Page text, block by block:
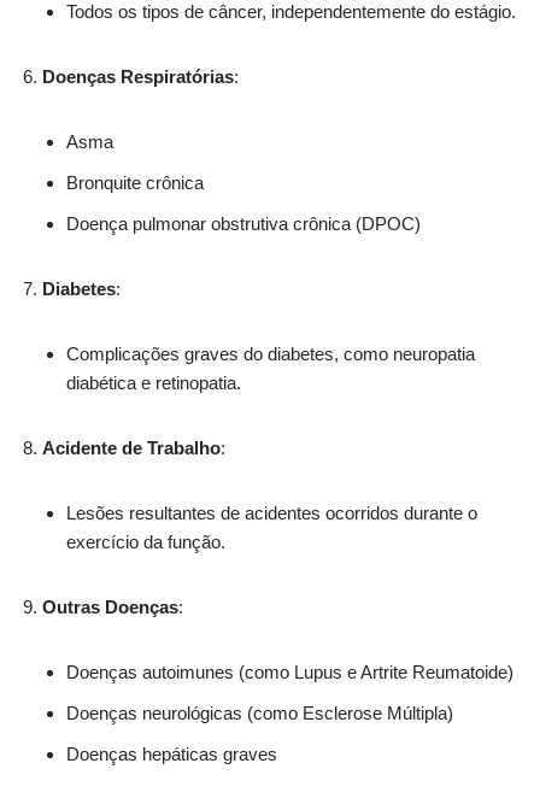
Todos os tipos de câncer, independentemente do estágio.
Doenças Respiratórias:
Asma
Bronquite crônica
Doença pulmonar obstrutiva crônica (DPOC)
Diabetes:
Complicações graves do diabetes, como neuropatia
diabética e retinopatia.
Acidente de Trabalho:
Lesões resultantes de acidentes ocorridos durante o
exercício da função.
Outras Doenças:
Doenças autoimunes (como Lupus e Artrite Reumatoide)
Doenças neurológicas (como Esclerose Múltipla)
Doenças hepáticas graves